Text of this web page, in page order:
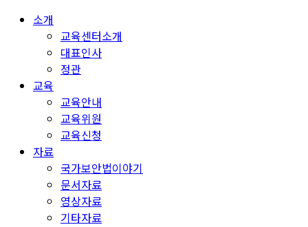
소개
교육센터소개
대표인사
정관
교육
교육안내
교육위원
교육신청
자료
국가보안법이야기
문서자료
영상자료
기타자료